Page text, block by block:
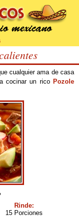
cualquier ama de casa
cocinar un rico Pozole
Rinde:
15 Porciones